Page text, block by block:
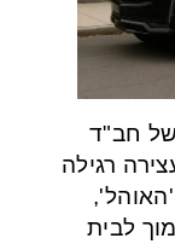
של חב"ד
רגילה
לבית